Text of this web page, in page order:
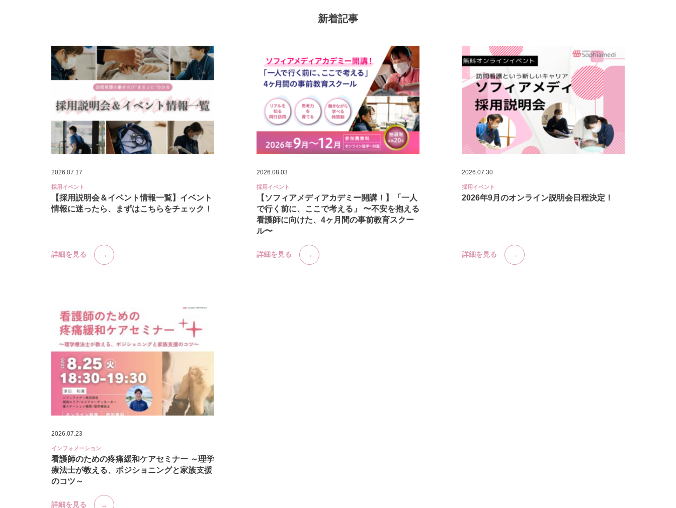
新着記事
2026.07.17
採用イベント
【採用説明会＆イベント情報一覧】イベント
情報に迷ったら、まずはこちらをチェック！
詳細を見る
2026.08.03
採用イベント
【ソフィアメディアカデミー開講！】「一人
で行く前に、ここで考える」 〜不安を抱える
看護師に向けた、4ヶ月間の事前教育スクー
ル〜
詳細を見る
2026.07.30
採用イベント
2026年9月のオンライン説明会日程決定！
詳細を見る
2026.07.23
インフォメーション
看護師のための疼痛緩和ケアセミナー ～理学
療法士が教える、ポジショニングと家族支援
のコツ～
詳細を見る